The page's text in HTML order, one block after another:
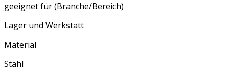
geeignet für (Branche/Bereich)
Lager und Werkstatt
Material
Stahl